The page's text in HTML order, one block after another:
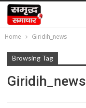
Home Giridih_news
Browsing Tag
Giridih_news